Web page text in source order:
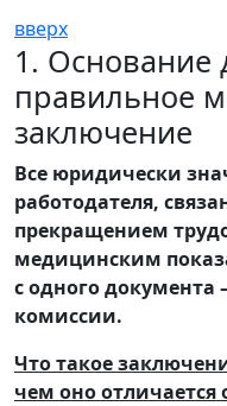
вверх
1. Основание
правильное
заключение
Все юридически
работодателя,
прекращением
медицинским
с одного
комиссии.
Что такое
чем оно отличается